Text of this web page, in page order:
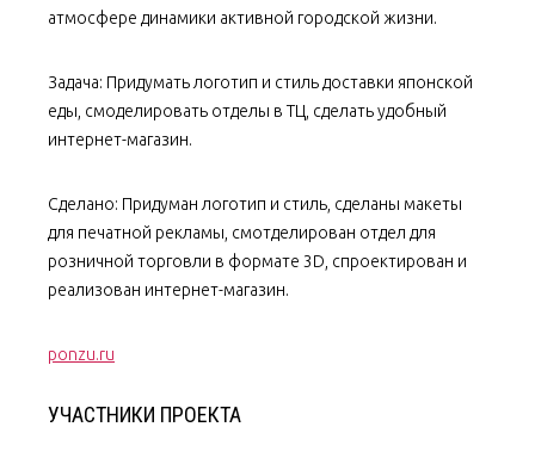
атмосфере динамики активной городской жизни.
Задача: Придумать логотип и стиль доставки японской
еды, смоделировать отделы в ТЦ, сделать удобный
интернет-магазин.
Сделано: Придуман логотип и стиль, сделаны макеты
для печатной рекламы, смотделирован отдел для
розничной торговли в формате 3D, спроектирован и
реализован интернет-магазин.
ponzu.ru
УЧАСТНИКИ ПРОЕКТА